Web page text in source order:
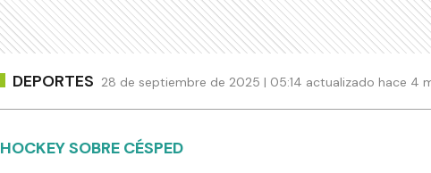
DEPORTES 28 de septiembre de 2025 | 05:14 actualizado hace 4
HOCKEY SOBRE CÉSPED